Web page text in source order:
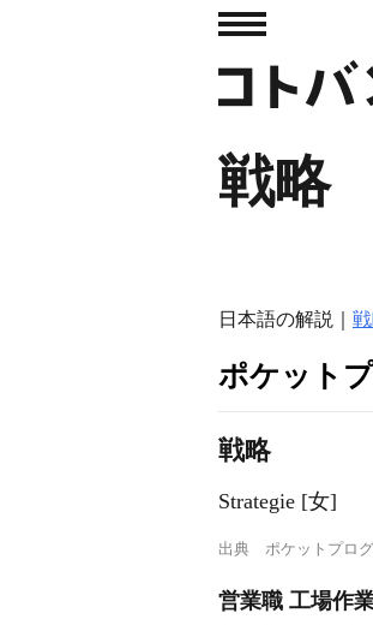
戦略
日本語の解説｜
ポケット
戦略
Strategie [女]
出典 ポケットプロ
営業職 工場作